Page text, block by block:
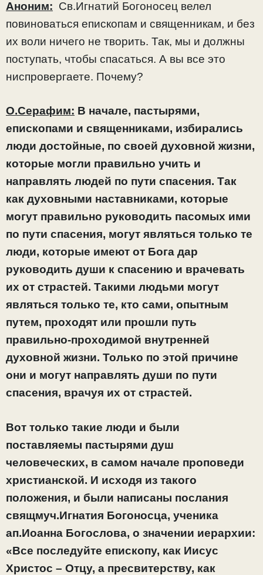
Аноним: Св.Игнатий Богоносец велел
повиноваться епископам и священникам, и без
их воли ничего не творить. Так, мы и должны
поступать, чтобы спасаться. А вы все это
ниспровергаете. Почему?
О.Серафим: В начале, пастырями,
епископами и священниками, избирались
люди достойные, по своей духовной жизни,
которые могли правильно учить и
направлять людей по пути спасения. Так
как духовными наставниками, которые
могут правильно руководить пасомых ими
по пути спасения, могут являться только те
люди, которые имеют от Бога дар
руководить души к спасению и врачевать
их от страстей. Такими людьми могут
являться только те, кто сами, опытным
путем, проходят или прошли путь
правильно-проходимой внутренней
духовной жизни. Только по этой причине
они и могут направлять души по пути
спасения, врачуя их от страстей.
Вот только такие люди и были
поставляемы пастырями душ
человеческих, в самом начале проповеди
христианской. И исходя из такого
положения, и были написаны послания
свящмуч.Игнатия Богоносца, ученика
ап.Иоанна Богослова, о значении иерархии:
«Все последуйте епископу, как Иисус
Христос – Отцу, а пресвитерству, как